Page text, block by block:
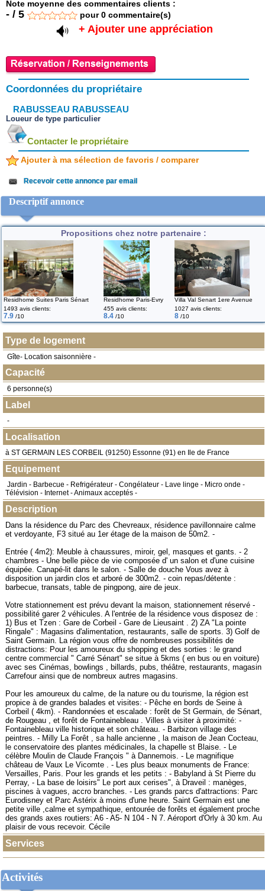
Note moyenne des commentaires clients :
- / 5 pour0 commentaire(s)
+ Ajouter une appréciation
Coordonnées du propriétaire
RABUSSEAU RABUSSEAU
Loueur de type particulier
Contacter le propriétaire
Ajouter à ma sélection de favoris / comparer
Recevoir cette annonce par email
Descriptif annonce
Propositions chez notre partenaire :
Residhome Suites Paris Sénart Residhome Paris-Evry
Villa Val Senart 1ere Avenue
1493 avis clients:
7.9 /10
455 avis clients:
8.4 /10
1027 avis clients:
8 /10
Type de logement
Gîte- Location saisonnière -
Capacité
6 personne(s)
Label
-
Localisation
à ST GERMAIN LES CORBEIL (91250) Essonne (91) en Ile de France
Equipement
Jardin - Barbecue - Refrigérateur - Congélateur - Lave linge - Micro onde -
Télévision - Internet - Animaux acceptés -
Description
Dans la résidence du Parc des Chevreaux, résidence pavillonnaire calme
et verdoyante, F3 situé au 1er étage de la maison de 50m2. -
Entrée ( 4m2): Meuble à chaussures, miroir, gel, masques et gants. - 2
chambres - Une belle pièce de vie composée d' un salon et d'une cuisine
équipée. Canapé-lit dans le salon. - Salle de douche Vous avez à
disposition un jardin clos et arboré de 300m2. - coin repas/détente :
barbecue, transats, table de pingpong, aire de jeux.
Votre stationnement est prévu devant la maison, stationnement réservé -
possibilité garer 2 véhicules. A l'entrée de la résidence vous disposez de :
1) Bus et Tzen : Gare de Corbeil - Gare de Lieusaint . 2) ZA "La pointe
Ringale" : Magasins d'alimentation, restaurants, salle de sports. 3) Golf de
Saint Germain. La région vous offre de nombreuses possibilités de
distractions: Pour les amoureux du shopping et des sorties : le grand
centre commercial " Carré Sénart" se situe à 5kms ( en bus ou en voiture)
avec ses Cinémas, bowlings , billards, pubs, théâtre, restaurants, magasin
Carrefour ainsi que de nombreux autres magasins.
Pour les amoureux du calme, de la nature ou du tourisme, la région est
propice à de grandes balades et visites: - Pêche en bords de Seine à
Corbeil ( 4km). - Randonnées et escalade : forêt de St Germain, de Sénart,
de Rougeau , et forêt de Fontainebleau . Villes à visiter à proximité: -
Fontainebleau ville historique et son château. - Barbizon village des
peintres. - Milly La Forêt , sa halle ancienne , la maison de Jean Cocteau,
le conservatoire des plantes médicinales, la chapelle st Blaise. - Le
célèbre Moulin de Claude François " à Dannemois. - Le magnifique
château de Vaux Le Vicomte . - Les plus beaux monuments de France:
Versailles, Paris. Pour les grands et les petits : - Babyland à St Pierre du
Perray, - La base de loisirs" Le port aux cerises", à Draveil : manèges,
piscines à vagues, accro branches. - Les grands parcs d'attractions: Parc
Eurodisney et Parc Astérix à moins d'une heure. Saint Germain est une
petite ville ,calme et sympathique, entourée de forêts et également proche
des grands axes routiers: A6 - A5- N 104 - N 7. Aéroport d'Orly à 30 km. Au
plaisir de vous recevoir. Cécile
Services
Activités